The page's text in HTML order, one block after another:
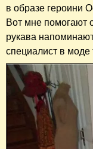
в образе героини
Вот мне помогают
рукава
специалист в моде